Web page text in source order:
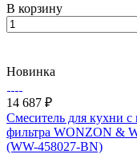
В корзину
Новинка
14 687 ₽
Смеситель для кухни
фильтра WONZON &
(WW-458027-BN)